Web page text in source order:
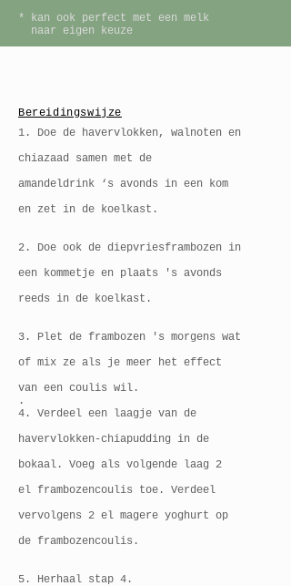
* kan ook perfect met een melk
naar eigen keuze
Bereidingswijze
1. Doe de havervlokken, walnoten en
chiazaad samen met de
amandeldrink ‘s avonds in een kom
en zet in de koelkast.
2. Doe ook de diepvriesframbozen in
een kommetje en plaats 's avonds
reeds in de koelkast.
3. Plet de frambozen 's morgens wat
of mix ze als je meer het effect
van een coulis wil.
.
4. Verdeel een laagje van de
havervlokken-chiapudding in de
bokaal. Voeg als volgende laag 2
el frambozencoulis toe. Verdeel
vervolgens 2 el magere yoghurt op
de frambozencoulis.
5. Herhaal stap 4.